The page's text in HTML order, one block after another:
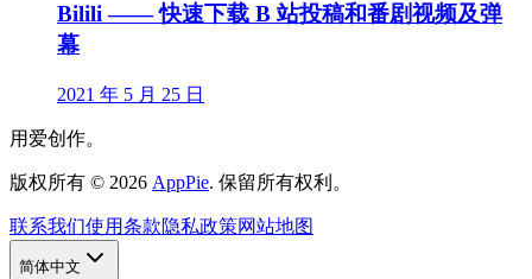
Bilili —— 快速下载 B 站投稿和番剧视频及弹
幕
2021 年 5 月 25 日
用爱创作。
版权所有 © 2026 AppPie. 保留所有权利。
联系我们使用条款隐私政策网站地图
简体中文